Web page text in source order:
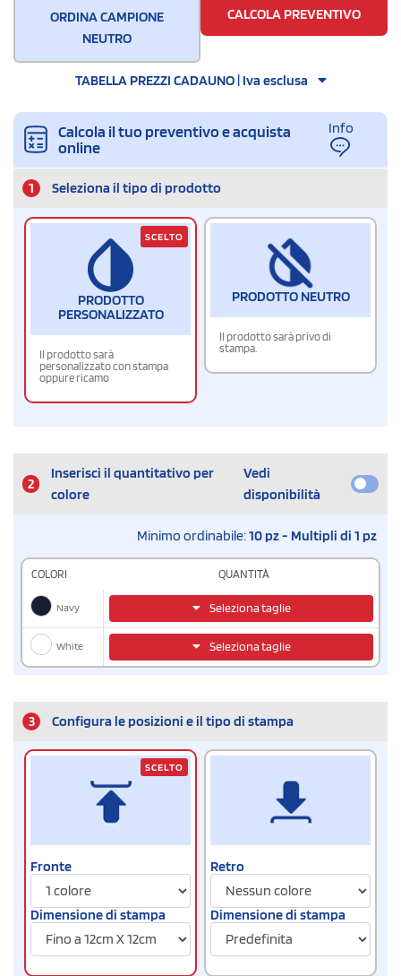
ORDINA CAMPIONE
NEUTRO
CALCOLA PREVENTIVO
TABELLA PREZZI CADAUNO | Iva esclusa
Calcola il tuo preventivo e acquista
online
Info
1 Seleziona il tipo di prodotto
PRODOTTO
PERSONALIZZATO
Il prodotto sarà
personalizzato con stampa
oppure ricamo
SCELTO
PRODOTTO NEUTRO
Il prodotto sarà privo di
stampa.
2
Inserisci il quantitativo per
colore
Vedi
disponibilità
Minimo ordinabile:10 pz - Multipli di 1 pz
COLORI QUANTITÀ
Navy Seleziona taglie
White Seleziona taglie
3 Configura le posizioni e il tipo di stampa
Fronte
Dimensione di stampa
SCELTO
Retro
Dimensione di stampa